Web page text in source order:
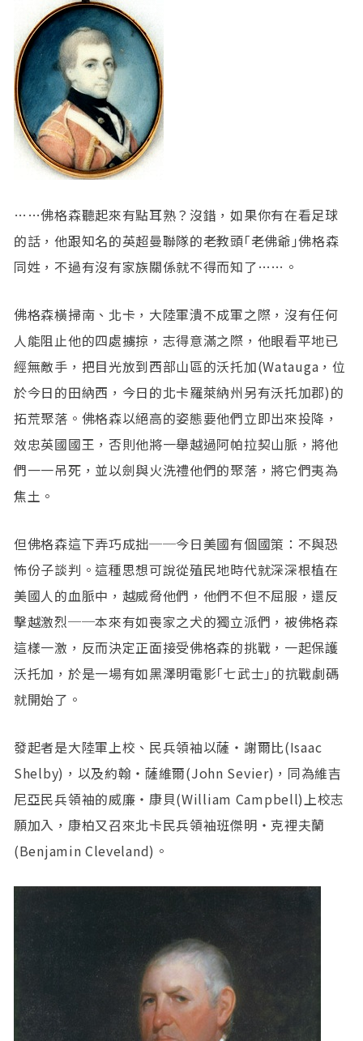
……佛格森聽起來有點耳熟？沒錯，如果你有在看足球
的話，他跟知名的英超曼聯隊的老教頭｢老佛爺｣佛格森
同姓，不過有沒有家族關係就不得而知了……。
佛格森橫掃南、北卡，大陸軍潰不成軍之際，沒有任何
人能阻止他的四處擄掠，志得意滿之際，他眼看平地已
經無敵手，把目光放到西部山區的沃托加(Watauga，位
於今日的田納西，今日的北卡羅萊納州另有沃托加郡)的
拓荒聚落。佛格森以絕高的姿態要他們立即出來投降，
效忠英國國王，否則他將一舉越過阿帕拉契山脈，將他
們一一吊死，並以劍與火洗禮他們的聚落，將它們夷為
焦土。
但佛格森這下弄巧成拙──今日美國有個國策：不與恐
怖份子談判。這種思想可說從殖民地時代就深深根植在
美國人的血脈中，越威脅他們，他們不但不屈服，還反
擊越激烈──本來有如喪家之犬的獨立派們，被佛格森
這樣一激，反而決定正面接受佛格森的挑戰，一起保護
沃托加，於是一場有如黑澤明電影｢七武士｣的抗戰劇碼
就開始了。
發起者是大陸軍上校、民兵領袖以薩‧謝爾比(Isaac
Shelby)，以及約翰‧薩維爾(John Sevier)，同為維吉
尼亞民兵領袖的威廉‧康貝(William Campbell)上校志
願加入，康柏又召來北卡民兵領袖班傑明‧克裡夫蘭
(Benjamin Cleveland)。